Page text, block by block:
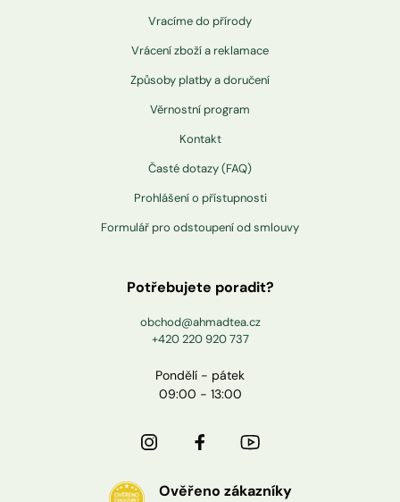
Vracíme do přírody
Vrácení zboží a reklamace
Způsoby platby a doručení
Věrnostní program
Kontakt
Časté dotazy (FAQ)
Prohlášení o přístupnosti
Formulář pro odstoupení od smlouvy
Potřebujete poradit?
obchod@ahmadtea.cz
+420 220 920 737
Pondělí - pátek
09:00 - 13:00
Ověřeno zákazníky